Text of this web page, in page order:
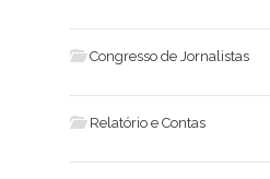
Congresso de Jornalistas
Relatório e Contas